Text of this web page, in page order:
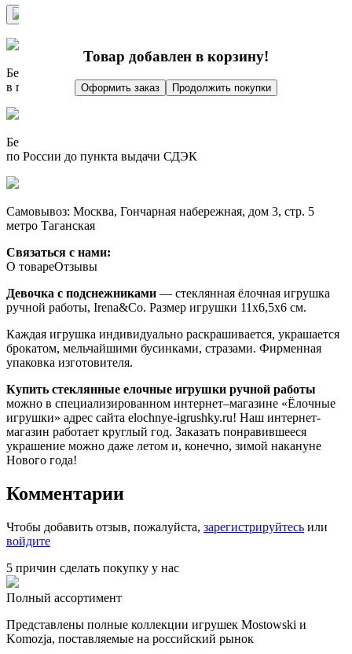
Бесплатно доставим при заказе от 10 000 р.
в пределах МКАД
Бесплатно доставим при заказе от 10 000 р.
по России до пункта выдачи СДЭК
Самовывоз: Москва, Гончарная набережная, дом 3, стр. 5
метро Таганская
Связаться с нами:
О товареОтзывы
Девочка с подснежниками — стеклянная ёлочная игрушка
ручной работы, Irena&Co. Размер игрушки 11х6,5х6 см.
Каждая игрушка индивидуально раскрашивается, украшается
брокатом, мельчайшими бусинками, стразами. Фирменная
упаковка изготовителя.
Купить стеклянные елочные игрушки ручной работы
можно в специализированном интернет–магазине «Ёлочные
игрушки» адрес сайта elochnye-igrushky.ru! Наш интернет-
магазин работает круглый год. Заказать понравившееся
украшение можно даже летом и, конечно, зимой накануне
Нового года!
Комментарии
Чтобы добавить отзыв, пожалуйста, зарегистрируйтесь или
войдите
5 причин сделать покупку у нас
Полный ассортимент
Представлены полные коллекции игрушек Mostowski и
Komozja, поставляемые на российский рынок
Товар добавлен в корзину!
Оформить заказ Продолжить покупки